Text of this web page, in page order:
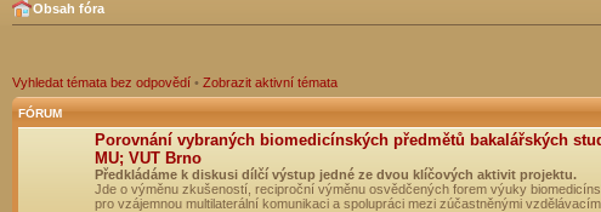
Obsah fóra
Vyhledat témata bez odpovědí • Zobrazit aktivní témata
FÓRUM
Porovnání vybraných biomedicínských předmětů bakalářských
MU; VUT Brno
Předkládáme k diskusi dílčí výstup jedné ze dvou klíčových aktivit projektu.
Jde o výměnu zkušeností, reciproční výměnu osvědčených forem výuky
pro vzájemnou multilaterální komunikaci a spolupráci mezi zúčastněnými